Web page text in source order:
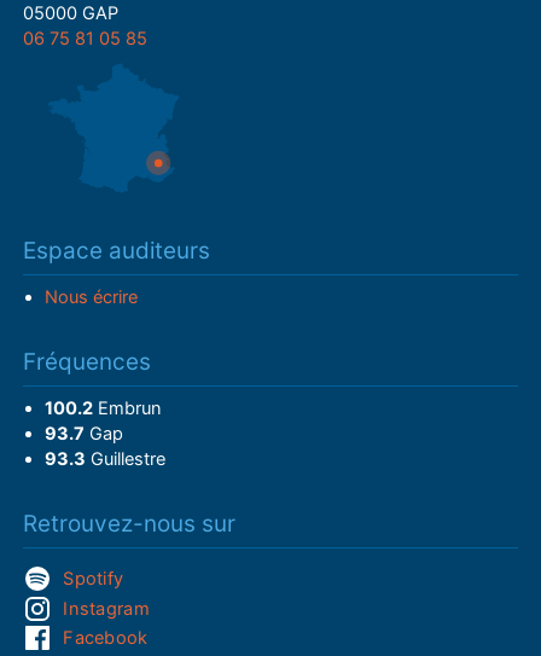
05000 GAP
06 75 81 05 85
Espace auditeurs
Nous écrire
Fréquences
100.2Embrun
93.7 Gap
93.3 Guillestre
Retrouvez-nous sur
Spotify
Instagram
Facebook